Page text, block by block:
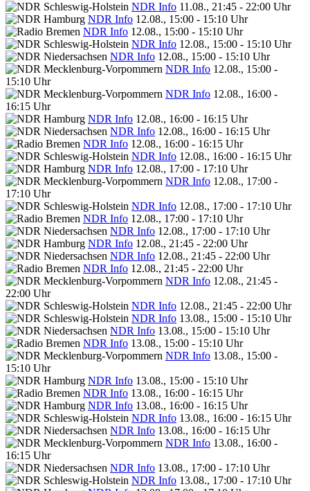
NDR Info 11.08., 21:45 - 22:00 Uhr
NDR Info 12.08., 15:00 - 15:10 Uhr
NDR Info 12.08., 15:00 - 15:10 Uhr
NDR Info 12.08., 15:00 - 15:10 Uhr
NDR Info 12.08., 15:00 - 15:10 Uhr
NDR Info 12.08., 15:00 -
15:10 Uhr
NDR Info 12.08., 16:00 -
16:15 Uhr
NDR Info 12.08., 16:00 - 16:15 Uhr
NDR Info 12.08., 16:00 - 16:15 Uhr
NDR Info 12.08., 16:00 - 16:15 Uhr
NDR Info 12.08., 16:00 - 16:15 Uhr
NDR Info 12.08., 17:00 - 17:10 Uhr
NDR Info 12.08., 17:00 -
17:10 Uhr
NDR Info 12.08., 17:00 - 17:10 Uhr
NDR Info 12.08., 17:00 - 17:10 Uhr
NDR Info 12.08., 17:00 - 17:10 Uhr
NDR Info 12.08., 21:45 - 22:00 Uhr
NDR Info 12.08., 21:45 - 22:00 Uhr
NDR Info 12.08., 21:45 - 22:00 Uhr
NDR Info 12.08., 21:45 -
22:00 Uhr
NDR Info 12.08., 21:45 - 22:00 Uhr
NDR Info 13.08., 15:00 - 15:10 Uhr
NDR Info 13.08., 15:00 - 15:10 Uhr
NDR Info 13.08., 15:00 - 15:10 Uhr
NDR Info 13.08., 15:00 -
15:10 Uhr
NDR Info 13.08., 15:00 - 15:10 Uhr
NDR Info 13.08., 16:00 - 16:15 Uhr
NDR Info 13.08., 16:00 - 16:15 Uhr
NDR Info 13.08., 16:00 - 16:15 Uhr
NDR Info 13.08., 16:00 - 16:15 Uhr
NDR Info 13.08., 16:00 -
16:15 Uhr
NDR Info 13.08., 17:00 - 17:10 Uhr
NDR Info 13.08., 17:00 - 17:10 Uhr